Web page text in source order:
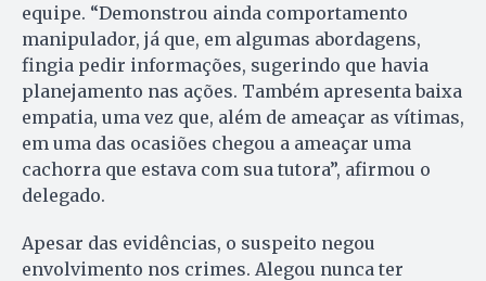
equipe. “Demonstrou ainda comportamento
manipulador, já que, em algumas abordagens,
fingia pedir informações, sugerindo que havia
planejamento nas ações. Também apresenta baixa
empatia, uma vez que, além de ameaçar as vítimas,
em uma das ocasiões chegou a ameaçar uma
cachorra que estava com sua tutora”, afirmou o
delegado.
Apesar das evidências, o suspeito negou
envolvimento nos crimes. Alegou nunca ter